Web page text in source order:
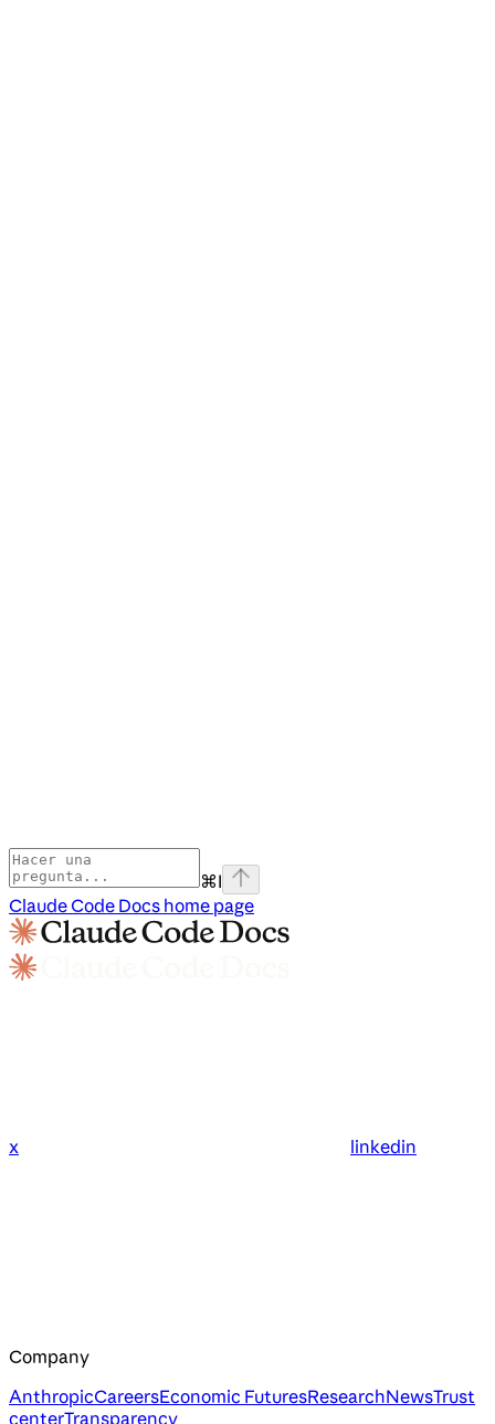
⌘I
Claude Code Docs home page
x linkedin
Company
AnthropicCareersEconomic FuturesResearchNewsTrust
centerTransparency